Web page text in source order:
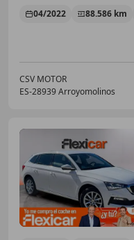
04/2022 88.586 km
CSV MOTOR
ES-28939 Arroyomolinos